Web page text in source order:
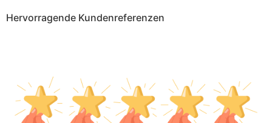
Hervorragende Kundenreferenzen